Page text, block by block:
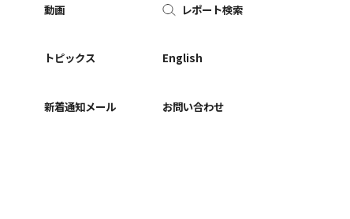
動画
トピックス
新着通知メール
レポート検索
English
お問い合わせ